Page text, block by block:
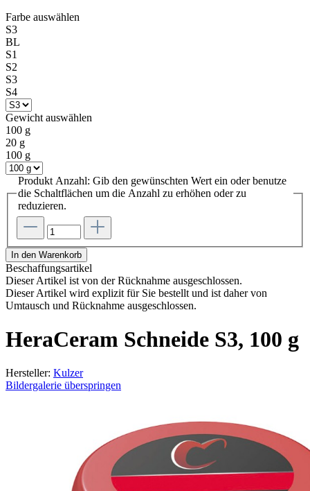
Farbe auswählen
S3
BL
S1
S2
S3
S4
Gewicht auswählen
100 g
20 g
100 g
Produkt Anzahl: Gib den gewünschten Wert ein oder benutze
die Schaltflächen um die Anzahl zu erhöhen oder zu
reduzieren.
In den Warenkorb
Beschaffungsartikel
Dieser Artikel ist von der Rücknahme ausgeschlossen.
Dieser Artikel wird explizit für Sie bestellt und ist daher von
Umtausch und Rücknahme ausgeschlossen.
HeraCeram Schneide S3, 100 g
Hersteller: Kulzer
Bildergalerie überspringen